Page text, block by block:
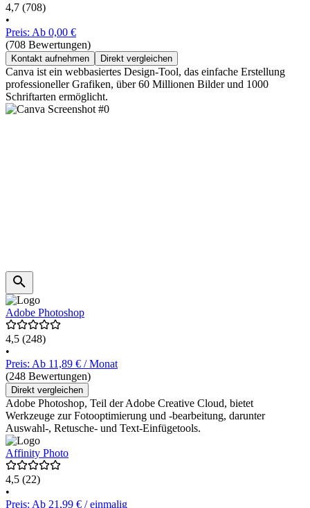
4,7 (708)
•
Preis: Ab 0,00 €
(708 Bewertungen)
Kontakt aufnehmen Direkt vergleichen
Canva ist ein webbasiertes Design-Tool, das einfache Erstellung
professioneller Grafiken, über 60 Millionen Bilder und 1000
Schriftarten ermöglicht.
Adobe Photoshop
4,5 (248)
•
Preis: Ab 11,89 € / Monat
(248 Bewertungen)
Direkt vergleichen
Adobe Photoshop, Teil der Adobe Creative Cloud, bietet
Werkzeuge zur Fotooptimierung und -bearbeitung, darunter
Auswahl-, Retusche- und Text-Einfügetools.
Affinity Photo
4,5 (22)
•
Preis: Ab 21,99 € / einmalig